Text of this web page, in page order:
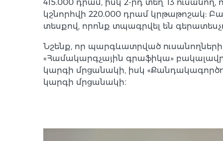
415.000 դրամ, իսկ 2-րդ տեղ՝ 13
կշնորհվի 220.000 դրամ կրթաթոշակ:
տեսքով, որոնք տպագրվել են
Նշենք, որ պարգևատրված ուսանողների
«Համակարգչային գրաֆիկա»
կարգի մրցանակի, իսկ
կարգի մրցանակի։